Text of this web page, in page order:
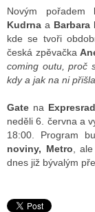
VYSÍLAČE
INTERNET
RÁDIA
STRÁNKY RÁDIÍ
STRÁNKY TV
Novým pořadem
Kudrna a Barbara
kde se tvoři
česká zpěvačka
coming outu, proč
kdy a jak na ni přišla
Gate na
neděli 6. června a
18:00. Program
noviny, Metro ,
dnes již bývalým